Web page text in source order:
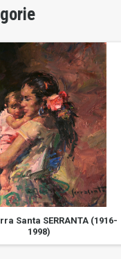
Santa SERRANTA (1916-
1998)